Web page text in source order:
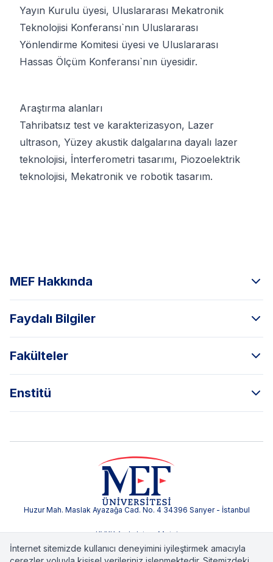
Yayın Kurulu üyesi, Uluslararası Mekatronik
Teknolojisi Konferansı`nın Uluslararası
Yönlendirme Komitesi üyesi ve Uluslararası
Hassas Ölçüm Konferansı`nın üyesidir.
Araştırma alanları
Tahribatsız test ve karakterizasyon, Lazer
ultrason, Yüzey akustik dalgalarına dayalı lazer
teknolojisi, İnterferometri tasarımı, Piozoelektrik
teknolojisi, Mekatronik ve robotik tasarım.
MEF Hakkında
Faydalı Bilgiler
Fakülteler
Enstitü
Huzur Mah. Maslak Ayazağa Cad. No. 4 34396 Sarıyer - İstanbul
KVKK Aydınlatma Metni
İnternet sitemizde kullanıcı deneyimini iyileştirmek amacıyla